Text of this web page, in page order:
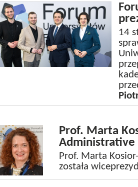
14
Prof. Marta
Administrative
Prof. Marta
została